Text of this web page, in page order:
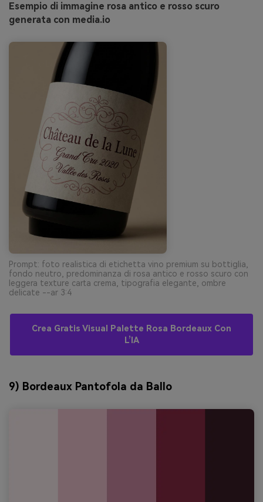
Esempio di immagine rosa antico e rosso scuro
generata con media.io
Prompt: foto realistica di etichetta vino premium su bottiglia,
fondo neutro, predominanza di rosa antico e rosso scuro con
leggera texture carta crema, tipografia elegante, ombre
delicate --ar 3:4
Crea Gratis Visual Palette Rosa Bordeaux Con
L’IA
9) Bordeaux Pantofola da Ballo